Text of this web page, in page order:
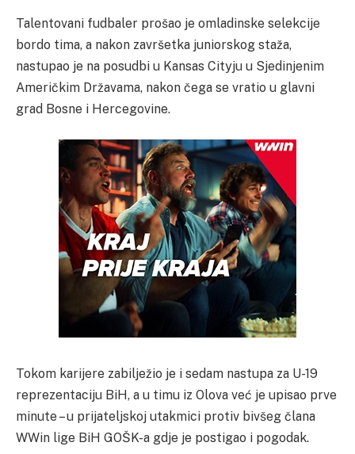
Talentovani fudbaler prošao je omladinske selekcije
bordo tima, a nakon završetka juniorskog staža,
nastupao je na posudbi u Kansas Cityju u Sjedinjenim
Američkim Državama, nakon čega se vratio u glavni
grad Bosne i Hercegovine.
Tokom karijere zabilježio je i sedam nastupa za U-19
reprezentaciju BiH, a u timu iz Olova već je upisao prve
minute – u prijateljskoj utakmici protiv bivšeg člana
WWin lige BiH GOŠK-a gdje je postigao i pogodak.